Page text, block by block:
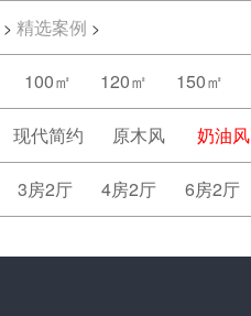
> 精选案例 >
100㎡ 120㎡ 150㎡
现代简约 原木风 奶油风
3房2厅 4房2厅 6房2厅